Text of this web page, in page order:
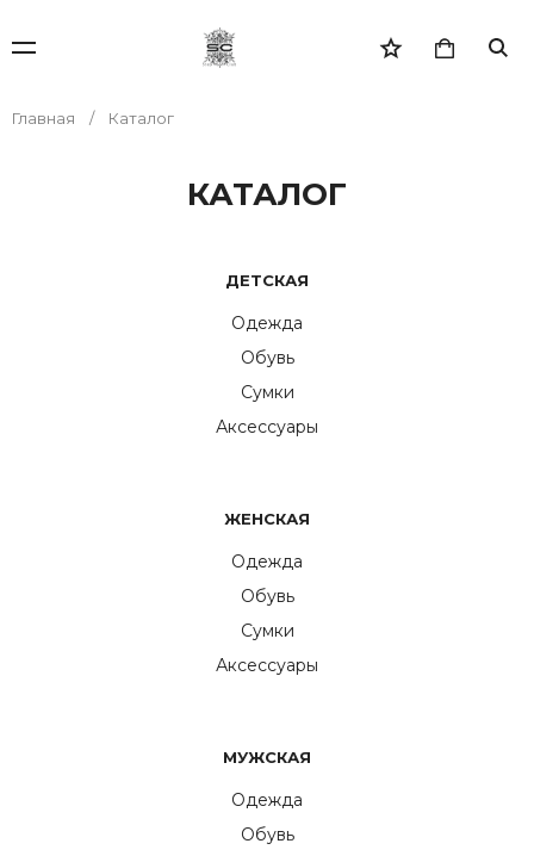
Главная Каталог
КАТАЛОГ
ДЕТСКАЯ
Одежда
Обувь
Сумки
Аксессуары
ЖЕНСКАЯ
Одежда
Обувь
Сумки
Аксессуары
МУЖСКАЯ
Одежда
Обувь